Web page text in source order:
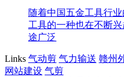
随着中国五金工具行
工具的一种也在不断
途广泛
Links 气动剪 气力输送 赣州
网站建设 气剪